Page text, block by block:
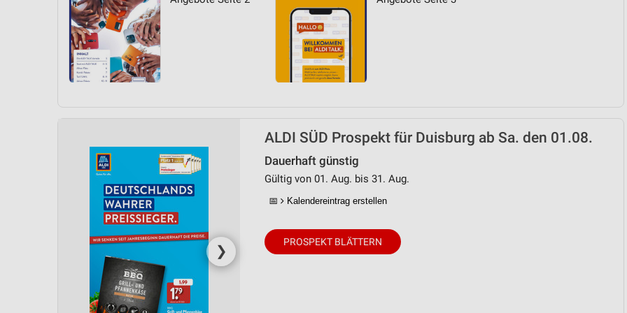
❯
ALDI SÜD Prospekt für Duisburg ab Sa. den 01.08.
Dauerhaft günstig
Gültig von 01. Aug. bis 31. Aug.
📅 Kalendereintrag erstellen
PROSPEKT BLÄTTERN